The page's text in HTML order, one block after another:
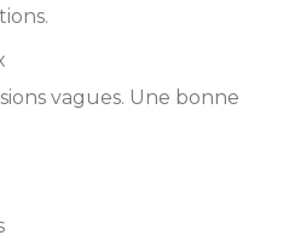
vagues. Une bonne